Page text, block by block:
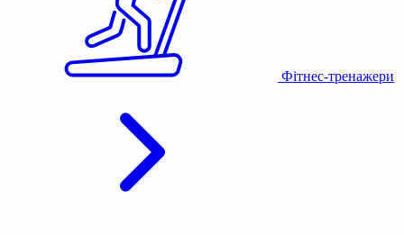
Фітнес-тренажери